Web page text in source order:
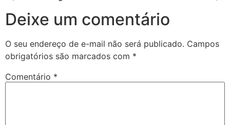
Deixe um comentário
O seu endereço de e-mail não será publicado. Campos
obrigatórios são marcados com *
Comentário *